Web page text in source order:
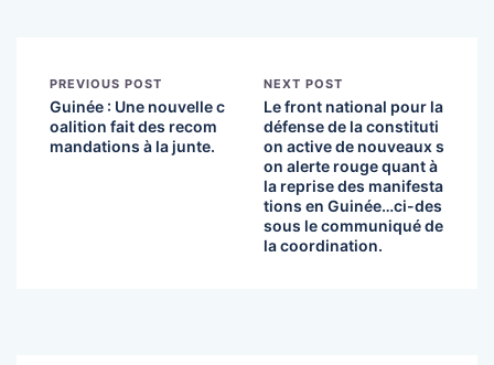
PREVIOUS POST
Guinée : Une nouvelle c
oalition fait des recom
mandations à la junte.
NEXT POST
Le front national pour la
défense de la constituti
on active de nouveaux s
on alerte rouge quant à
la reprise des manifesta
tions en Guinée…ci-des
sous le communiqué de
la coordination.